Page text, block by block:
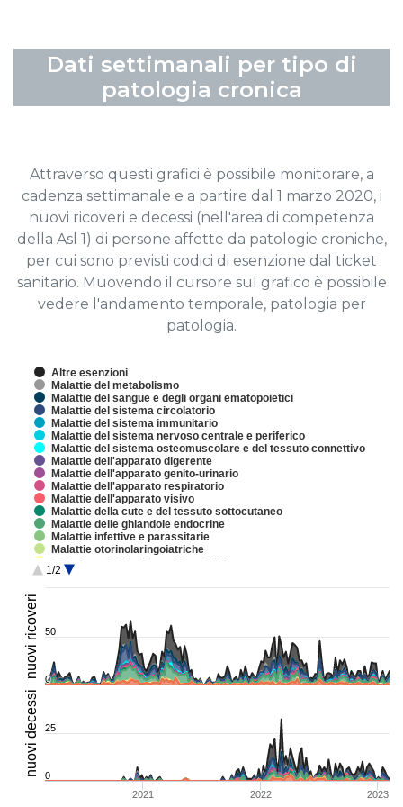
Dati settimanali per tipo di
patologia cronica
Attraverso questi grafici è possibile monitorare, a
cadenza settimanale e a partire dal 1 marzo 2020, i
nuovi ricoveri e decessi (nell'area di competenza
della Asl 1) di persone affette da patologie croniche,
per cui sono previsti codici di esenzione dal ticket
sanitario. Muovendo il cursore sul grafico è possibile
vedere l'andamento temporale, patologia per
patologia.
nuovi ricoveri
nuovi decessi
Altre esenzioni
Malattie del metabolismo
Malattie del sangue e degli organi ematopoietici
Malattie del sistema circolatorio
Malattie del sistema immunitario
Malattie del sistema nervoso centrale e periferico
Malattie del sistema osteomuscolare e del tessuto connettivo
Malattie dell'apparato digerente
Malattie dell'apparato genito-urinario
Malattie dell'apparato respiratorio
Malattie dell'apparato visivo
Malattie della cute e del tessuto sottocutaneo
Malattie delle ghiandole endocrine
Malattie infettive e parassitarie
Malattie otorinolaringoiatriche
Malattie psichiatriche e disturbi del comportamento
Malformazioni congenite, cromosomopatie e sindromi geneti…
Sindromi multisistemiche
1/2
2021 2022 2023
0
0
50
50
0
0
25
25